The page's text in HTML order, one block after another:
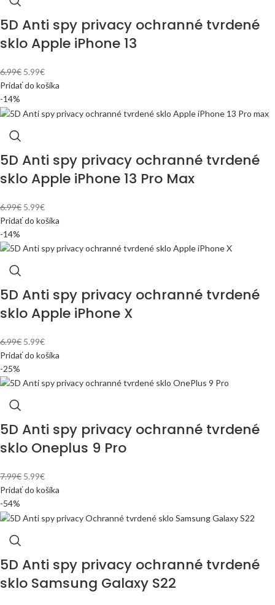
5D Anti spy privacy ochranné tvrdené
sklo Apple iPhone 13
6.99€ 5.99€
Pridať do košíka
-14%
5D Anti spy privacy ochranné tvrdené
sklo Apple iPhone 13 Pro Max
6.99€ 5.99€
Pridať do košíka
-14%
5D Anti spy privacy ochranné tvrdené
sklo Apple iPhone X
6.99€ 5.99€
Pridať do košíka
-25%
5D Anti spy privacy ochranné tvrdené
sklo Oneplus 9 Pro
7.99€ 5.99€
Pridať do košíka
-54%
5D Anti spy privacy ochranné tvrdené
sklo Samsung Galaxy S22